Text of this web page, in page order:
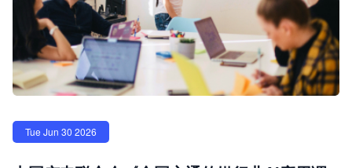
Tue Jun 30 2026